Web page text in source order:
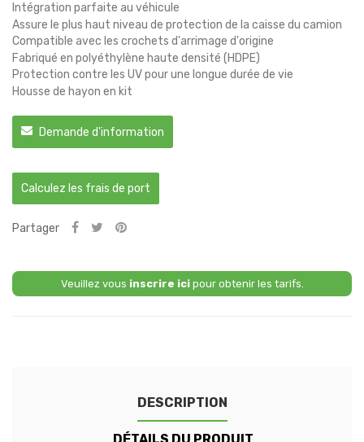
Intégration parfaite au véhicule
Assure le plus haut niveau de protection de la caisse du camion
Compatible avec les crochets d'arrimage d'origine
Fabriqué en polyéthylène haute densité (HDPE)
Protection contre les UV pour une longue durée de vie
Housse de hayon en kit
Demande d'information
Calculez les frais de port
Partager
Veuillez vous inscrire icipour obtenir les tarifs.
DESCRIPTION
DÉTAILS DU PRODUIT